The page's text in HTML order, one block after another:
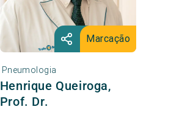
Marcação
Pneumologia
Henrique Queiroga,
Prof. Dr.